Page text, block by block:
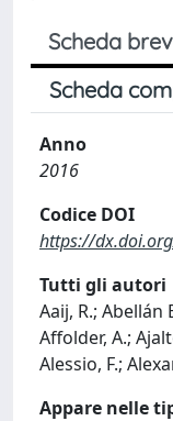
Scheda
Scheda
Anno
2016
Codice DOI
https://
Tutti gli autori
Aaij, R.; Abellán
Affolder, A.;
Alessio, F.;
Appare nelle